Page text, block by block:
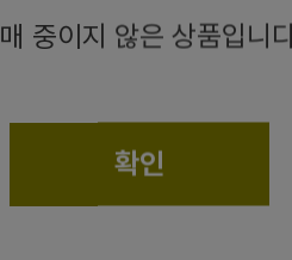
From.건
중이지 않은 상품입니
확인